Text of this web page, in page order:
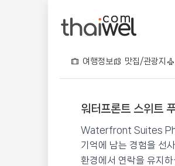
여행정보 맛집/관광지
워터프론트
📍 푸켓★★★★ ⭐
💰 최저가 확인 · 예
워터프론트 스위트
Waterfront Suites
기억에 남는 경험을 선
환경에서 연락을 유지